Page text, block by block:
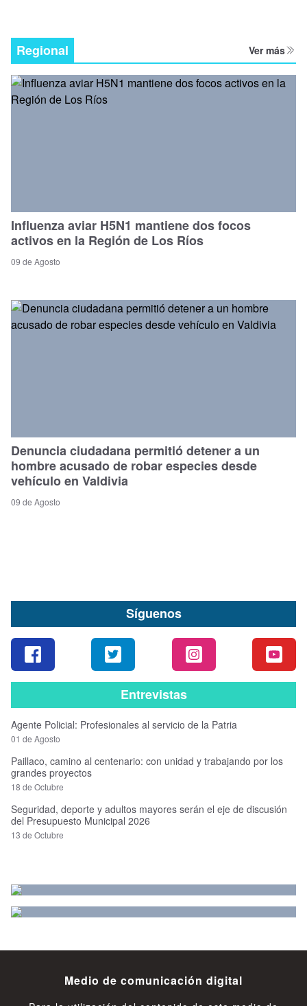
Regional Ver más
Influenza aviar H5N1 mantiene dos focos
activos en la Región de Los Ríos
09 de Agosto
Denuncia ciudadana permitió detener a un
hombre acusado de robar especies desde
vehículo en Valdivia
09 de Agosto
Síguenos
Entrevistas
Agente Policial: Profesionales al servicio de la Patria
01 de Agosto
Paillaco, camino al centenario: con unidad y trabajando por los
grandes proyectos
18 de Octubre
Seguridad, deporte y adultos mayores serán el eje de discusión
del Presupuesto Municipal 2026
13 de Octubre
Medio de comunicación digital